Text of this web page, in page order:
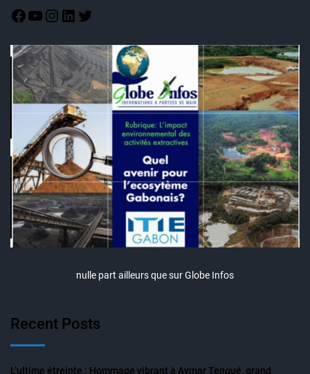
nulle part ailleurs que sur Globe Infos
Recent Posts
L’ultime étreinte : Hommage vibrant à Aymar Tengué, grand